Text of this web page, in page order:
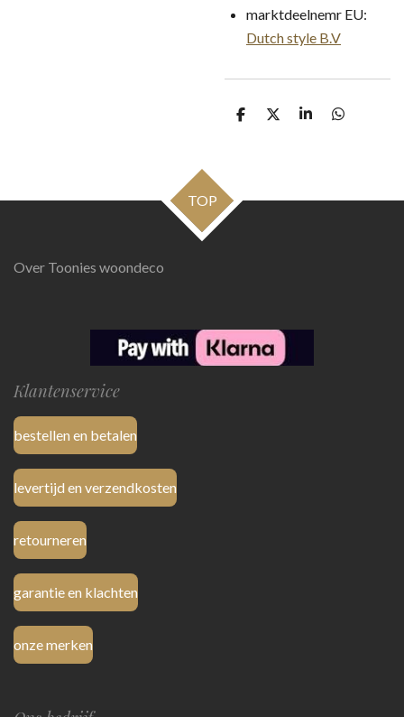
marktdeelnemr EU:
Dutch style B.V
D
D
S
D
TOP
Over Toonies woondeco
Klantenservice
bestellen en betalen
levertijd en verzendkosten
retourneren
garantie en klachten
onze merken